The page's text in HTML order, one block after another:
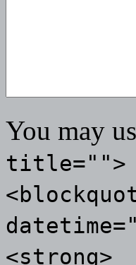
You may
title="">
<strong>